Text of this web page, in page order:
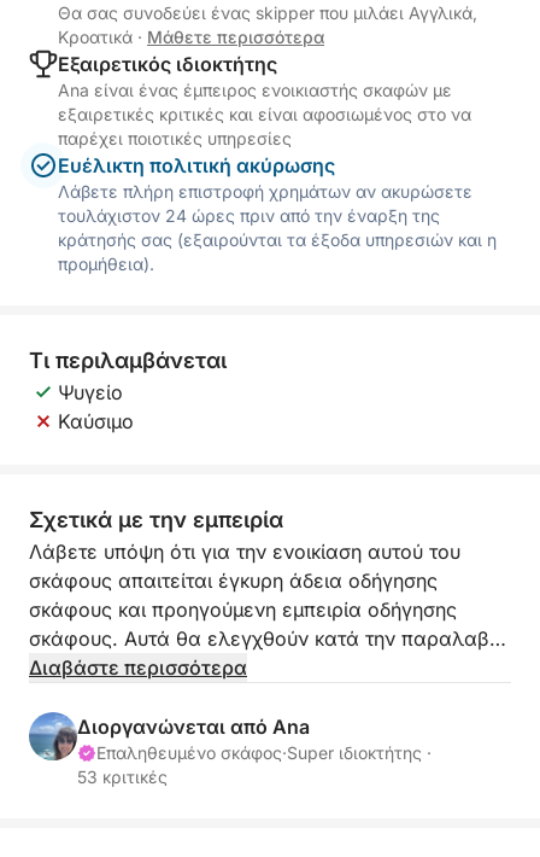
Θα σας συνοδεύει ένας skipper που μιλάει Αγγλικά,
Κροατικά · Μάθετε περισσότερα
Εξαιρετικός ιδιοκτήτης
Ana είναι ένας έμπειρος ενοικιαστής σκαφών με
εξαιρετικές κριτικές και είναι αφοσιωμένος στο να
παρέχει ποιοτικές υπηρεσίες
Ευέλικτη πολιτική ακύρωσης
Λάβετε πλήρη επιστροφή χρημάτων αν ακυρώσετε
τουλάχιστον 24 ώρες πριν από την έναρξη της
κράτησής σας (εξαιρούνται τα έξοδα υπηρεσιών και η
προμήθεια).
Τι περιλαμβάνεται
Ψυγείο
Καύσιμο
Σχετικά με την εμπειρία
Λάβετε υπόψη ότι για την ενοικίαση αυτού του
σκάφους απαιτείται έγκυρη άδεια οδήγησης
σκάφους και προηγούμενη εμπειρία οδήγησης
σκάφους. Αυτά θα ελεγχθούν κατά την παραλαβή.
συνδυάζει στυλ, απόδοση και ευελιξία.
Με τον κομψό σχεδιασμό και την ευρύχωρη
διαρρύθμισή του, φιλοξενεί έως και 8 άτομα.
Διαβάστε περισσότερα
Διοργανώνεται από Ana
Επαληθευμένο σκάφος·Super ιδιοκτήτης ·
53 κριτικές